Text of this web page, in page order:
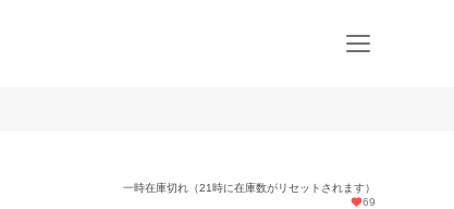
一時在庫切れ（21時に在庫数がリセットされます）
69